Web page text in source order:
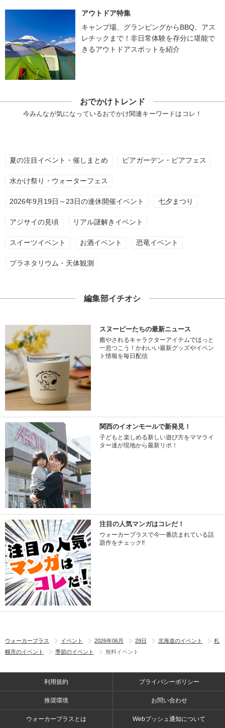
アウトドア特集
キャンプ場、グランピングからBBQ、アス
レチックまで！非日常体験を存分に堪能で
きるアウトドアスポットを紹介
おでかけトレンド
今みんなが気になっているおでかけ関連キーワードはコレ！
夏の注目イベント・催しまとめ ビアガーデン・ビアフェス
水かけ祭り・ウォーターフェス
2026年9月19日～23日の連休開催イベント 七夕まつり
アジサイの見頃 リアル謎解きイベント
スイーツイベント お酒イベント 恐竜イベント
プラネタリウム・天体観測
編集部イチオシ
スヌーピーたちの最新ニュース
癒やされるキャラクターアイテムでほっと
一息つこう！かわいい最新グッズやイベン
ト情報を毎日配信
関西のイオンモールで新発見！
子どもと楽しめる新しい遊び方をママライ
ター達が現地から最新リポ！
注目の人気マンガはコレだ！
ウォーカープラスで今一番読まれている話
題作をチェック!!
ウォーカープラス イベント 2026年06月 29日 北海道のイベント
札
幌市のイベント
季節のイベント 無料イベント
利用規約 プライバシーポリシー
推奨環境 お問い合わせ
ウォーカープラスとは Webプッシュ通知について